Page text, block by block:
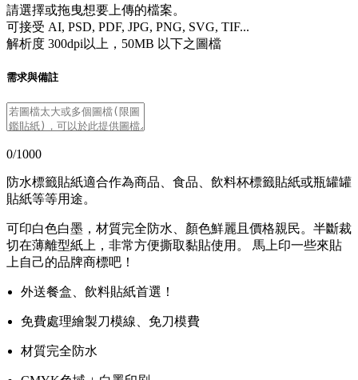
請選擇或拖曳想要上傳的檔案。
可接受 AI, PSD, PDF, JPG, PNG, SVG, TIF...
解析度 300dpi以上，50MB 以下之圖檔
需求與備註
0/1000
防水標籤貼紙適合作為商品、食品、飲料杯標籤貼紙或瓶罐罐
貼紙等等用途。
可印白色白墨，材質完全防水、顏色鮮麗且價格親民。半斷裁
切在薄離型紙上，非常方便撕取黏貼使用。 馬上印一些來貼
上自己的品牌商標吧！
外送餐盒、飲料貼紙首選！
免費處理繪製刀模線、免刀模費
材質完全防水